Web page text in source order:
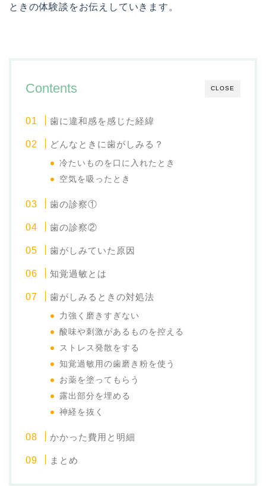
ときの体験談をお伝えしていきます。
CLOSE
Contents
歯に違和感を感じた経緯
どんなときに歯がしみる？
冷たいものを口に入れたとき
空気を吸ったとき
歯の診察①
歯の診察②
歯がしみていた原因
知覚過敏とは
歯がしみるときの対処法
力強く磨きすぎない
酸味や刺激があるものを控える
ストレス発散をする
知覚過敏用の歯磨き粉を使う
お薬を塗ってもらう
露出部分を埋める
神経を抜く
かかった費用と明細
まとめ